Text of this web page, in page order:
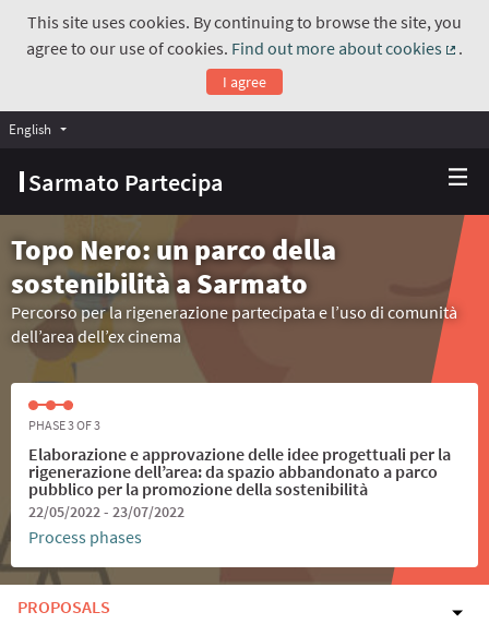
This site uses cookies. By continuing to browse the site, you
agree to our use of cookies. Find out more about cookies
.
I agree
Sarmato Partecipa
English Choose language
Topo Nero: un parco della
sostenibilità a Sarmato
Percorso per la rigenerazione partecipata e l’uso di comunità
dell’area dell’ex cinema
PHASE 3 OF 3
Elaborazione e approvazione delle idee progettuali per la
rigenerazione dell’area: da spazio abbandonato a parco
pubblico per la promozione della sostenibilità
22/05/2022 - 23/07/2022
Process phases
PROPOSALS